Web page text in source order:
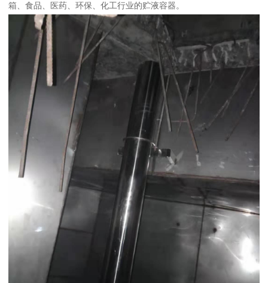
箱、食品、医药、环保、化工行业的贮液容器。